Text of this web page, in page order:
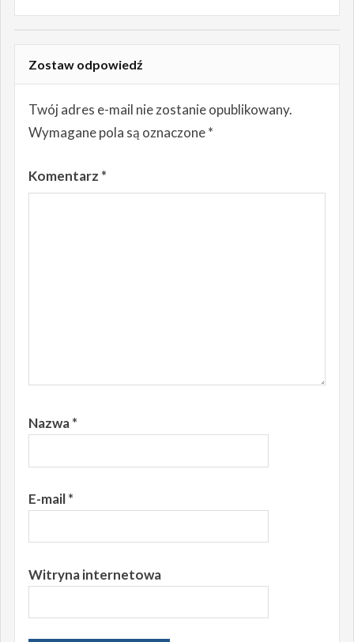
Zostaw odpowiedź
Twój adres e-mail nie zostanie opublikowany.
Wymagane pola są oznaczone*
Komentarz *
Nazwa*
E-mail*
Witryna internetowa